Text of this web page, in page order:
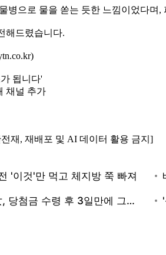
병으로 물을 쏟는 듯한 느낌이었다
해드렸습니다.
됩니다'
채널 추가
재, 재배포 및 AI 데이터 활용 금지]